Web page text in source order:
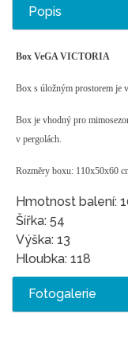
Popis
Box VeGA VICTORIA
Box s úložným prostorem je
Box je vhodný pro
v pergolách.
Rozměry boxu: 110x50x60
Hmotnost balení:
Šířka: 54
Výška: 13
Hloubka: 118
Fotogalerie